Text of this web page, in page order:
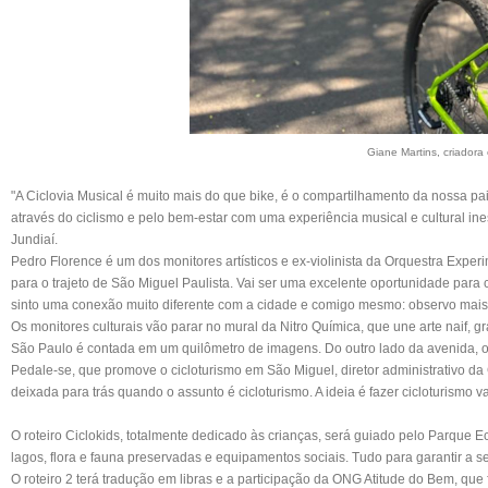
Giane Martins, criadora
"A Ciclovia Musical é muito mais do que bike, é o compartilhamento da nossa
através do ciclismo e pelo bem-estar com uma experiência musical e cultural
Jundiaí.
Pedro Florence é um dos monitores artísticos e ex-violinista da Orquestra
para o trajeto de São Miguel Paulista. Vai ser uma excelente oportunidade
sinto uma conexão muito diferente com a cidade e comigo mesmo: observo
Os monitores culturais vão parar no mural da Nitro Química, que une arte naif,
São Paulo é contada em um quilômetro de imagens. Do outro lado da
Pedale-se, que promove o cicloturismo em São Miguel, diretor administrativo
deixada para trás quando o assunto é cicloturismo. A ideia é fazer cicloturismo
O roteiro Ciclokids, totalmente dedicado às crianças, será guiado pelo Parque
lagos, flora e fauna preservadas e equipamentos sociais. Tudo para garantir a
O roteiro 2 terá tradução em libras e a participação da ONG Atitude do Bem,